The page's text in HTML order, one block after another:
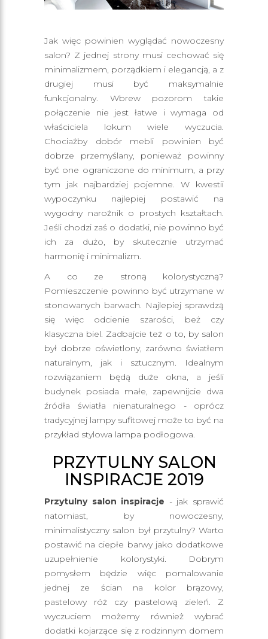
Jak więc powinien wyglądać nowoczesny
salon? Z jednej strony musi cechować się
minimalizmem, porządkiem i elegancją, a z
drugiej musi być maksymalnie
funkcjonalny. Wbrew pozorom takie
połączenie nie jest łatwe i wymaga od
właściciela lokum wiele wyczucia.
Chociażby dobór mebli powinien być
dobrze przemyślany, ponieważ powinny
być one ograniczone do minimum, a przy
tym jak najbardziej pojemne. W kwestii
wypoczynku najlepiej postawić na
wygodny narożnik o prostych kształtach.
Jeśli chodzi zaś o dodatki, nie powinno być
ich za dużo, by skutecznie utrzymać
harmonię i minimalizm.
A co ze stroną kolorystyczną?
Pomieszczenie powinno być utrzymane w
stonowanych barwach. Najlepiej sprawdzą
się więc odcienie szarości, beż czy
klasyczna biel. Zadbajcie też o to, by salon
był dobrze oświetlony, zarówno światłem
naturalnym, jak i sztucznym. Idealnym
rozwiązaniem będą duże okna, a jeśli
budynek posiada małe, zapewnijcie dwa
źródła światła nienaturalnego - oprócz
tradycyjnej lampy sufitowej może to być na
przykład stylowa lampa podłogowa.
PRZYTULNY SALON
INSPIRACJE 2019
Przytulny salon inspiracje - jak sprawić
natomiast, by nowoczesny,
minimalistyczny salon był przytulny? Warto
postawić na ciepłe barwy jako dodatkowe
uzupełnienie kolorystyki. Dobrym
pomysłem będzie więc pomalowanie
jednej ze ścian na kolor brązowy,
pastelowy róż czy pastelową zieleń. Z
wyczuciem możemy również wybrać
dodatki kojarzące się z rodzinnym domem